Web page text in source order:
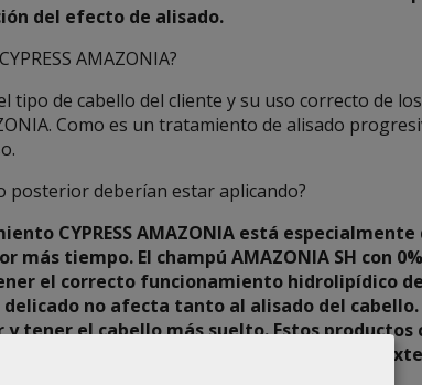
del efecto de alisado.
AMAZONIA?
tipo de cabello del cliente y su uso correcto de
Como es un tratamiento de alisado
posterior deberían estar aplicando?
CYPRESS AMAZONIA está especialmente
más tiempo. El champú AMAZONIA SH con
el correcto funcionamiento hidrolipídico
no afecta tanto al alisado del
y tener el cabello más suelto. Estos
activamente el cabello de agentes